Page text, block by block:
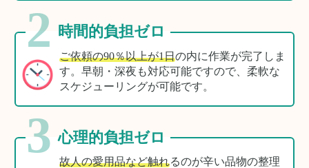
2 時間的負担ゼロ
ご依頼の90％以上が1日の内に作業が完了しま
す。早朝・深夜も対応可能ですので、柔軟な
スケジューリングが可能です。
3 心理的負担ゼロ
故人の愛用品など触れるのが辛い品物の整理